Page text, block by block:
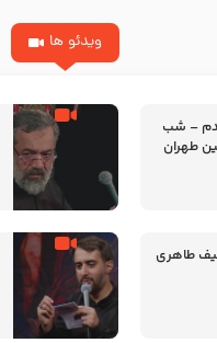
ویدئو ها
– شب
طاهری